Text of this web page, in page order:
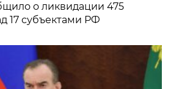
о ликвидации 475
17 субъектами РФ